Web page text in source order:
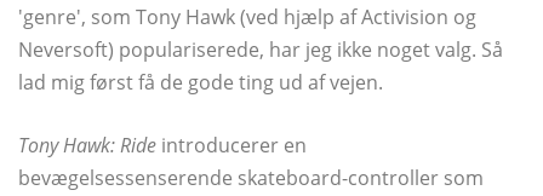
'genre', som Tony Hawk (ved hjælp af Activision og
Neversoft) populariserede, har jeg ikke noget valg. Så
lad mig først få de gode ting ud af vejen.
Tony Hawk: Ride introducerer en
bevægelsessenserende skateboard-controller som